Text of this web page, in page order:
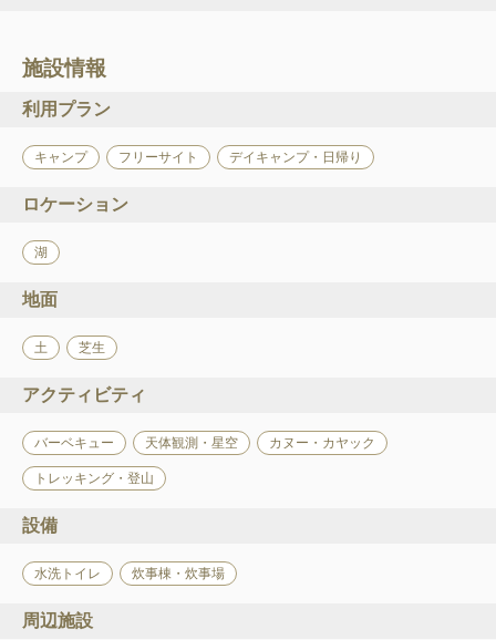
施設情報
利用プラン
キャンプ フリーサイト デイキャンプ・日帰り
ロケーション
湖
地面
土 芝生
アクティビティ
バーベキュー 天体観測・星空 カヌー・カヤック
トレッキング・登山
設備
水洗トイレ 炊事棟・炊事場
周辺施設